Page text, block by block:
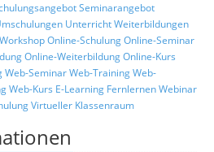
Seminarangebot
UnterrichtWeiterbildungen
Online-SchulungOnline-Seminar
Online-WeiterbildungOnline-Kurs
Web-SeminarWeb-TrainingWeb-
Web-Kurs E-Learning FernlernenWebinar
Virtueller Klassenraum